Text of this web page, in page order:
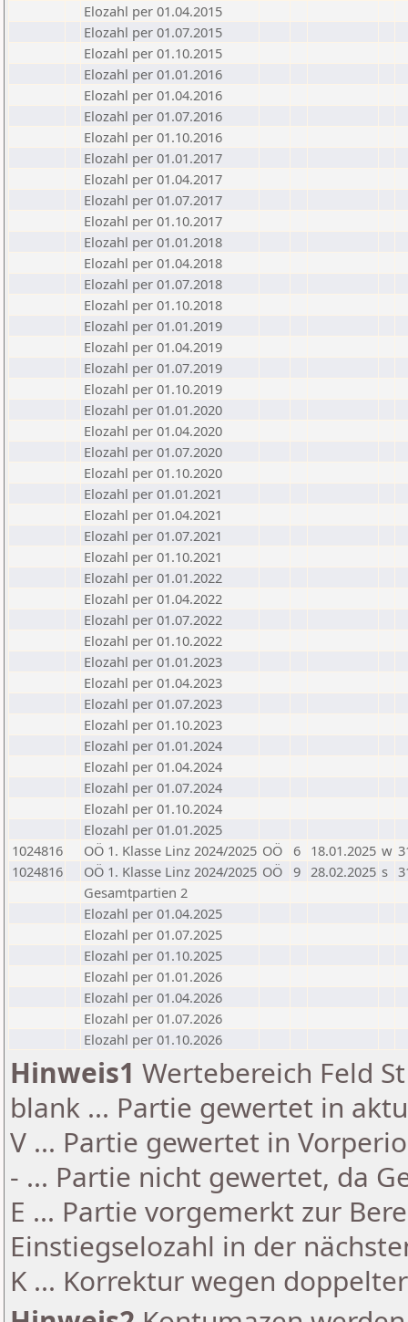
Elozahl per 01.04.2015
Elozahl per 01.07.2015
Elozahl per 01.10.2015
Elozahl per 01.01.2016
Elozahl per 01.04.2016
Elozahl per 01.07.2016
Elozahl per 01.10.2016
Elozahl per 01.01.2017
Elozahl per 01.04.2017
Elozahl per 01.07.2017
Elozahl per 01.10.2017
Elozahl per 01.01.2018
Elozahl per 01.04.2018
Elozahl per 01.07.2018
Elozahl per 01.10.2018
Elozahl per 01.01.2019
Elozahl per 01.04.2019
Elozahl per 01.07.2019
Elozahl per 01.10.2019
Elozahl per 01.01.2020
Elozahl per 01.04.2020
Elozahl per 01.07.2020
Elozahl per 01.10.2020
Elozahl per 01.01.2021
Elozahl per 01.04.2021
Elozahl per 01.07.2021
Elozahl per 01.10.2021
Elozahl per 01.01.2022
Elozahl per 01.04.2022
Elozahl per 01.07.2022
Elozahl per 01.10.2022
Elozahl per 01.01.2023
Elozahl per 01.04.2023
Elozahl per 01.07.2023
Elozahl per 01.10.2023
Elozahl per 01.01.2024
Elozahl per 01.04.2024
Elozahl per 01.07.2024
Elozahl per 01.10.2024
Elozahl per 01.01.2025
1024816
OÖ 1. Klasse Linz 2024/2025 OÖ 6 18.01.2025 w
1024816
OÖ 1. Klasse Linz 2024/2025 OÖ 9 28.02.2025 s
Gesamtpartien 2
Elozahl per 01.04.2025
Elozahl per 01.07.2025
Elozahl per 01.10.2025
Elozahl per 01.01.2026
Elozahl per 01.04.2026
Elozahl per 01.07.2026
Elozahl per 01.10.2026
Hinweis1 Wertebereich Feld
blank ... Partie gewertet in
V ... Partie gewertet in
- ... Partie nicht gewertet, da
E ... Partie vorgemerkt zur
Einstiegselozahl in der
K ... Korrektur wegen